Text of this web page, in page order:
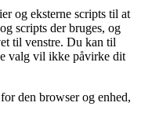
og eksterne scripts til at
scripts der bruges, og
til venstre. Du kan til
valg vil ikke påvirke dit
den browser og enhed,